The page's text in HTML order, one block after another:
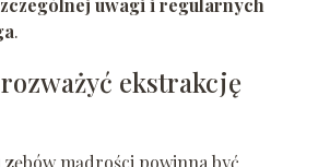
uwagi i regularnych
.
ekstrakcję